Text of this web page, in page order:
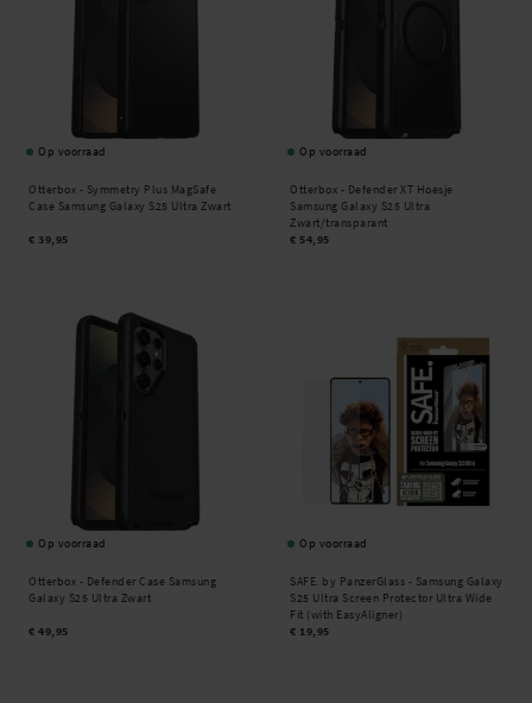
Op voorraad
Otterbox - Symmetry Plus MagSafe
Case Samsung Galaxy S25 Ultra Zwart
€ 39,95
Op voorraad
Otterbox - Defender XT Hoesje
Samsung Galaxy S25 Ultra
Zwart/transparant
€ 54,95
Op voorraad
Otterbox - Defender Case Samsung
Galaxy S25 Ultra Zwart
€ 49,95
Op voorraad
SAFE. by PanzerGlass - Samsung Galaxy
S25 Ultra Screen Protector Ultra Wide
Fit (with EasyAligner)
€ 19,95